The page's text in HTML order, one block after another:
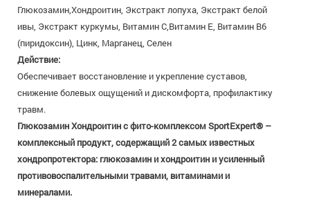
Глюкозамин,Хондроитин, Экстракт лопуха, Экстракт белой
ивы, Экстракт куркумы, Витамин C,Витамин E, Витамин B6
(пиридоксин), Цинк, Марганец, Селен
Действие:
Обеспечивает восстановление и укрепление суставов,
снижение болевых ощущений и дискомфорта, профилактику
травм.
Глюкозамин Хондроитин с фито-комплексом SportExpert® –
комплексный продукт, содержащий 2 самых известных
хондропротектора: глюкозамин и хондроитин и усиленный
противовоспалительными травами, витаминами и
минералами.